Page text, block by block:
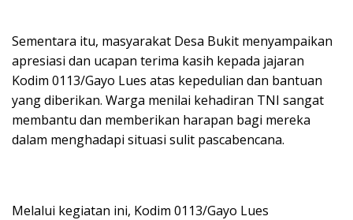
Sementara itu, masyarakat Desa Bukit menyampaikan
apresiasi dan ucapan terima kasih kepada jajaran
Kodim 0113/Gayo Lues atas kepedulian dan bantuan
yang diberikan. Warga menilai kehadiran TNI sangat
membantu dan memberikan harapan bagi mereka
dalam menghadapi situasi sulit pascabencana.
Melalui kegiatan ini, Kodim 0113/Gayo Lues